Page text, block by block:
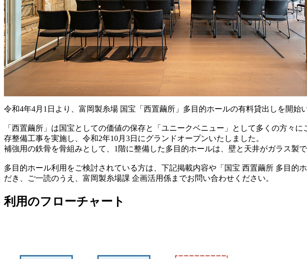
令和4年4月1日より、富岡製糸場 国宝「西置繭所」多目的ホールの有料貸出しを開始
「西置繭所」は国宝としての価値の保存と「ユニークベニュー」として多くの方々
存整備工事を実施し、令和2年10月3日にグランドオープンいたしました。
補強用の鉄骨を骨組みとして、1階に整備した多目的ホールは、壁と天井がガラス製
多目的ホール利用をご検討されている方は、下記掲載内容や「国宝 西置繭所 多目
だき、ご一読のうえ、富岡製糸場課 企画活用係までお問い合わせください。
利用のフローチャート